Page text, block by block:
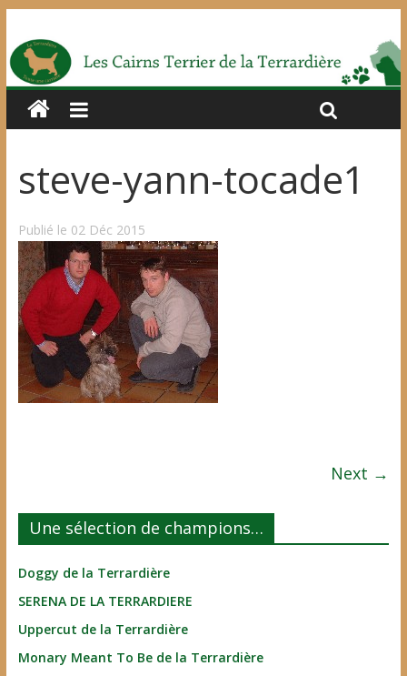
steve-yann-tocade1
Publié le 02 Déc 2015
Next →
Une sélection de champions…
Doggy de la Terrardière
SERENA DE LA TERRARDIERE
Uppercut de la Terrardière
Monary Meant To Be de la Terrardière